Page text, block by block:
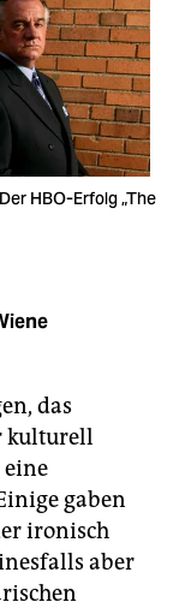
HBO-Erfolg „The
das
kulturell
eine
gaben
ironisch
aber